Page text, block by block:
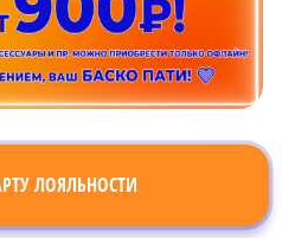
ЛОЯЛЬНОСТИ